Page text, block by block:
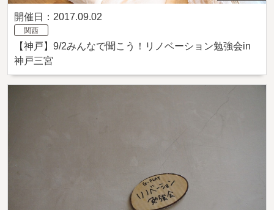
開催日：2017.09.02
関西
【神戸】9/2みんなで聞こう！リノベーション勉強会in
神戸三宮